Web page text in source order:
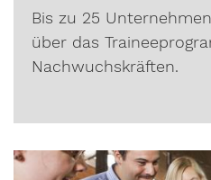
Bis zu 25
über das
Nachwuchskräften.